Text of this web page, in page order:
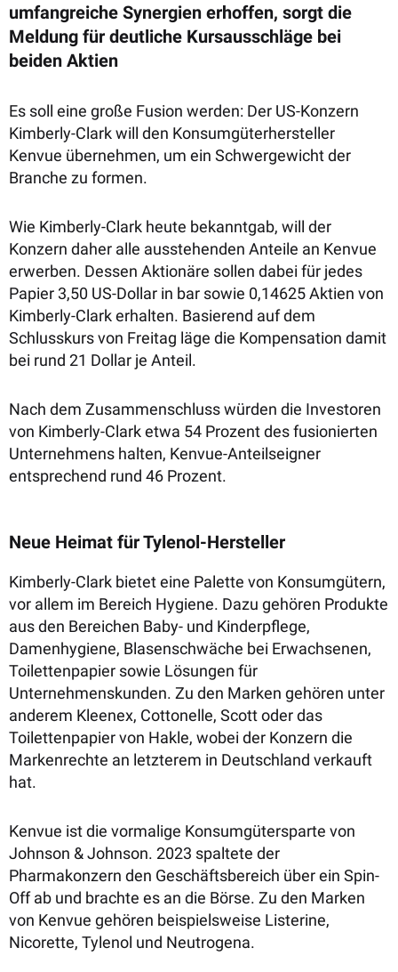
umfangreiche Synergien erhoffen, sorgt die
Meldung für deutliche Kursausschläge bei
beiden Aktien
Es soll eine große Fusion werden: Der US-Konzern
Kimberly-Clark will den Konsumgüterhersteller
Kenvue übernehmen, um ein Schwergewicht der
Branche zu formen.
Wie Kimberly-Clark heute bekanntgab, will der
Konzern daher alle ausstehenden Anteile an Kenvue
erwerben. Dessen Aktionäre sollen dabei für jedes
Papier 3,50 US-Dollar in bar sowie 0,14625 Aktien von
Kimberly-Clark erhalten. Basierend auf dem
Schlusskurs von Freitag läge die Kompensation damit
bei rund 21 Dollar je Anteil.
Nach dem Zusammenschluss würden die Investoren
von Kimberly-Clark etwa 54 Prozent des fusionierten
Unternehmens halten, Kenvue-Anteilseigner
entsprechend rund 46 Prozent.
Neue Heimat für Tylenol-Hersteller
Kimberly-Clark bietet eine Palette von Konsumgütern,
vor allem im Bereich Hygiene. Dazu gehören Produkte
aus den Bereichen Baby- und Kinderpflege,
Damenhygiene, Blasenschwäche bei Erwachsenen,
Toilettenpapier sowie Lösungen für
Unternehmenskunden. Zu den Marken gehören unter
anderem Kleenex, Cottonelle, Scott oder das
Toilettenpapier von Hakle, wobei der Konzern die
Markenrechte an letzterem in Deutschland verkauft
hat.
Kenvue ist die vormalige Konsumgütersparte von
Johnson & Johnson. 2023 spaltete der
Pharmakonzern den Geschäftsbereich über ein Spin-
Off ab und brachte es an die Börse. Zu den Marken
von Kenvue gehören beispielsweise Listerine,
Nicorette, Tylenol und Neutrogena.